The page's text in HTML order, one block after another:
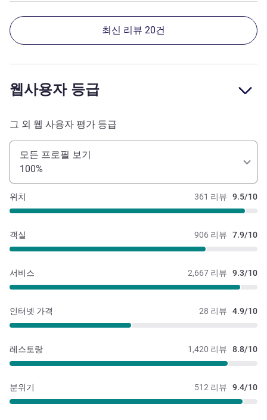
최신 리뷰 20건
웹사용자 등급
그 외 웹 사용자 평가 등급
모든 프로필 보기
100%
361 리뷰 9.5/10
위치
906 리뷰 7.9/10
객실
2,667 리뷰 9.3/10
서비스
28 리뷰 4.9/10
인터넷 가격
1,420 리뷰 8.8/10
레스토랑
512 리뷰 9.4/10
분위기